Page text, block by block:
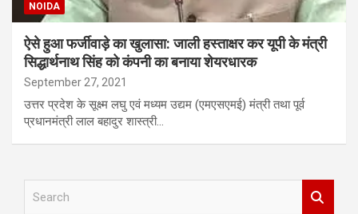
NOIDA
ऐसे हुआ फर्जीवाड़े का खुलासा: जाली हस्ताक्षर कर यूपी के मंत्री
सिद्धार्थनाथ सिंह को कंपनी का बनाया शेयरधारक
September 27, 2021
उत्तर प्रदेश के सूक्ष्म लघु एवं मध्यम उद्यम (एमएसएमई) मंत्री तथा पूर्व
प्रधानमंत्री लाल बहादुर शास्त्री…